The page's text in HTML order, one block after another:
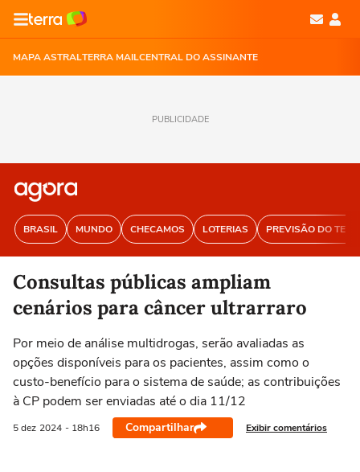
MAPA ASTRALTERRA MAILCENTRAL DO ASSINANTE
PUBLICIDADE
BRASIL MUNDO CHECAMOS LOTERIAS PREVISÃO DO
Consultas públicas ampliam
cenários para câncer ultrarraro
Por meio de análise multidrogas, serão avaliadas as
opções disponíveis para os pacientes, assim como o
custo-benefício para o sistema de saúde; as contribuições
à CP podem ser enviadas até o dia 11/12
5 dez 2024 - 18h16 Compartilhar Exibir comentários